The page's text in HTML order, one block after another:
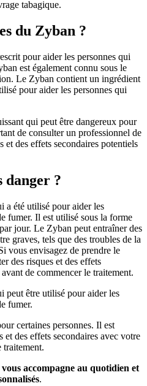
tabagique.
du Zyban ?
pour aider les personnes qui
est également connu sous le
Le Zyban contient un ingrédient
pour aider les personnes qui
qui peut être dangereux pour
de consulter un professionnel de
et des effets secondaires potentiels
danger ?
a été utilisé pour aider les
fumer. Il est utilisé sous la forme
jour. Le Zyban peut entraîner des
graves, tels que des troubles de la
vous envisagez de prendre le
des risques et des effets
de commencer le traitement.
peut être utilisé pour aider les
fumer.
certaines personnes. Il est
des effets secondaires avec votre
traitement.
accompagne au quotidien et
.